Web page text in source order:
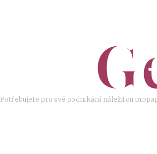
Potřebujete pro své podnikání náležitou